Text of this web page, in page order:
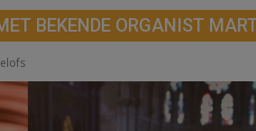
BEKENDE ORGANIST